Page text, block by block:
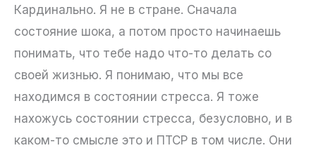
Кардинально. Я не в стране. Сначала
состояние шока, а потом просто начинаешь
понимать, что тебе надо что-то делать со
своей жизнью. Я понимаю, что мы все
находимся в состоянии стресса. Я тоже
нахожусь состоянии стресса, безусловно, и в
каком-то смысле это и ПТСР в том числе. Они